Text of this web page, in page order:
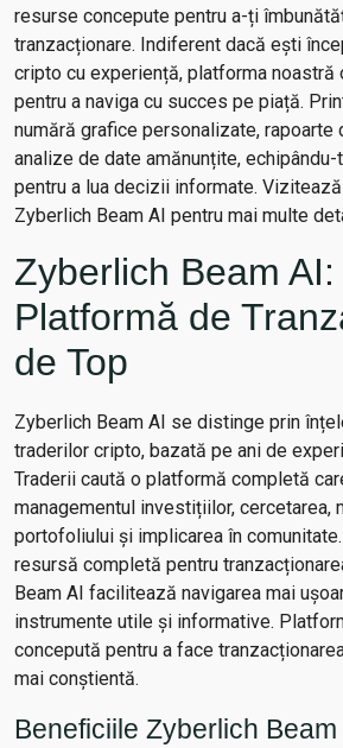
resurse concepute pentru a-ți
tranzacționare. Indiferent dacă ești
cripto cu experiență, platforma
pentru a naviga cu succes pe piață.
numără grafice personalizate,
analize de date amănunțite,
pentru a lua decizii informate.
Zyberlich Beam AI pentru mai multe
Zyberlich Beam AI:
Platformă de
de Top
Zyberlich Beam AI se distinge prin
traderilor cripto, bazată pe ani de
Traderii caută o platformă completă
managementul investițiilor, cercetarea,
portofoliului și implicarea în
resursă completă pentru
Beam AI facilitează navigarea mai
instrumente utile și informative.
concepută pentru a face
mai conștientă.
Beneficiile Zyberlich Beam